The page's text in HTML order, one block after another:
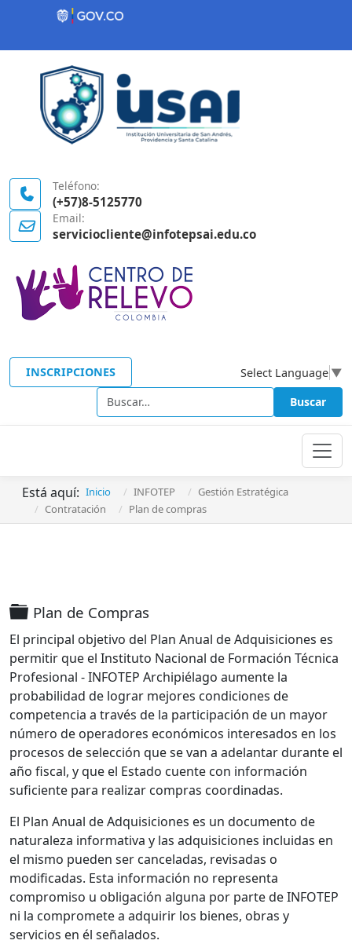
Contenido inicial
Teléfono:
(+57)8-5125770
Email:
serviciocliente@infotepsai.edu.co
INSCRIPCIONES Select Language ▼
Buscar Buscar
Está aquí: Inicio INFOTEP
Gestión Estratégica
Contratación
Plan de compras
Carpeta
Plan de Compras
El principal objetivo del Plan Anual de Adquisiciones es
permitir que el Instituto Nacional de Formación Técnica
Profesional - INFOTEP Archipiélago aumente la
probabilidad de lograr mejores condiciones de
competencia a través de la participación de un mayor
número de operadores económicos interesados en los
procesos de selección que se van a adelantar durante el
año fiscal, y que el Estado cuente con información
suficiente para realizar compras coordinadas.
El Plan Anual de Adquisiciones es un documento de
naturaleza informativa y las adquisiciones incluidas en
el mismo pueden ser canceladas, revisadas o
modificadas. Esta información no representa
compromiso u obligación alguna por parte de INFOTEP
ni la compromete a adquirir los bienes, obras y
servicios en él señalados.